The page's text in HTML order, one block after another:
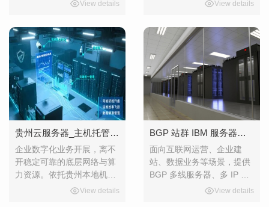
服务器租用托管、机柜机
位、BGP 带宽、站群服务器
等一站式基础设施服务。帮
助客户降低硬件采购、机房
建设投入，快速完成业务上
线部署。核心服务云主机弹
性云主机资源，配置灵活可
调，支持 CPU、内存、
View details
署、带宽调试等整套工作。
立足贵州算力资源优势，我
们提供自建机房全流程配套
支撑，同步输出机柜、BGP
带宽、站群服务器、IBM 高
性能服务器，帮助企业..落
地专属机房项目，实现本地
算力自主可控。自建机房
View details
贵州云服务器_主机托管租用_机柜带宽_BGP 站群服务器租用
企业数字化业务开展，离不
开稳定可靠的底层网络与算
力资源。依托贵州本地机房
资源，可为广大客户提供弹
View details
BGP 站群 IBM 服务器租用｜云建站云虚拟主机
面向互联网运营、企业建
站、数据业务等场景，提供
BGP 多线服务器、多 IP 站
群服务器、IBM 高性能物理
View details